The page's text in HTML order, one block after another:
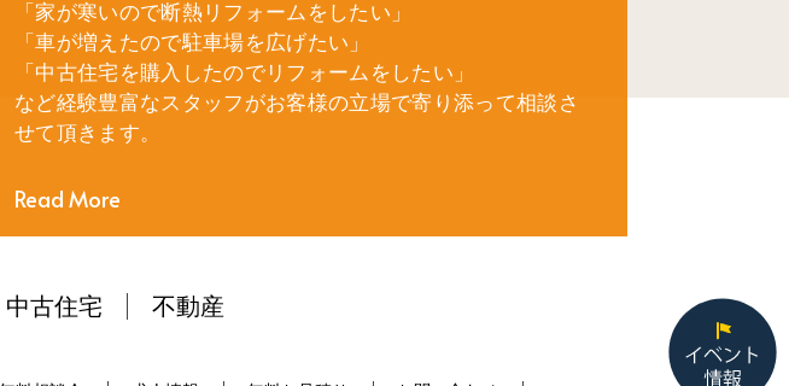
「家が寒いので断熱リフォームをしたい」
「車が増えたので駐車場を広げたい」
「中古住宅を購入したのでリフォームをしたい」
など経験豊富なスタッフがお客様の立場で寄り添って相談さ
せて頂きます。
Read More
中古住宅 不動産